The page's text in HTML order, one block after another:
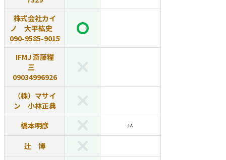
株式会社カイ
ノ 大平紘史
090-9585-9015
IFMJ 斎藤糧
三
09034996926
（株）マサイ
ン 小林正典
橋本明彦
4人
辻 博